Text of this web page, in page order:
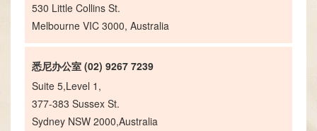
530 Little Collins St.
Melbourne VIC 3000, Australia
悉尼办公室 (02) 9267 7239
Suite 5,Level 1,
377-383 Sussex St.
Sydney NSW 2000,Australia